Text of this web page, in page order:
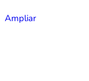
Ampliar